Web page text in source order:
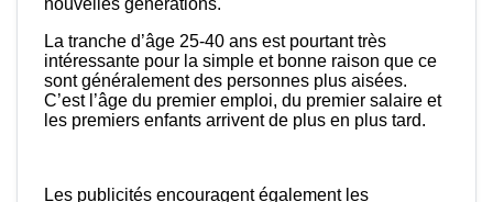
nouvelles générations.
La tranche d’âge 25-40 ans est pourtant très
intéressante pour la simple et bonne raison que ce
sont généralement des personnes plus aisées.
C’est l’âge du premier emploi, du premier salaire et
les premiers enfants arrivent de plus en plus tard.
Les publicités encouragent également les